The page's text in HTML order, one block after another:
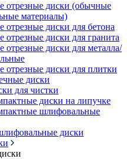
отрезные диски (обычные
материалы)
отрезные диски для бетона
отрезные диски для гранита
отрезные диски для металла/
отрезные диски для плитки
диски
для чистки
диски на липучке
шлифовальные
диски